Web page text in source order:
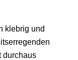
klebrig und
durchaus